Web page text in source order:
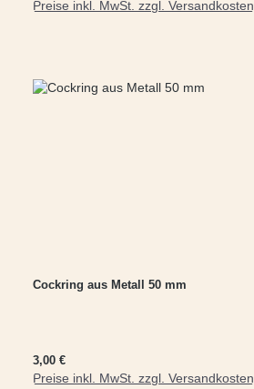
Preise inkl. MwSt. zzgl. Versandkosten
In den Warenkorb
Cockring aus Metall 50 mm
Regulärer Preis:
3,00 €
Preise inkl. MwSt. zzgl. Versandkosten
In den Warenkorb